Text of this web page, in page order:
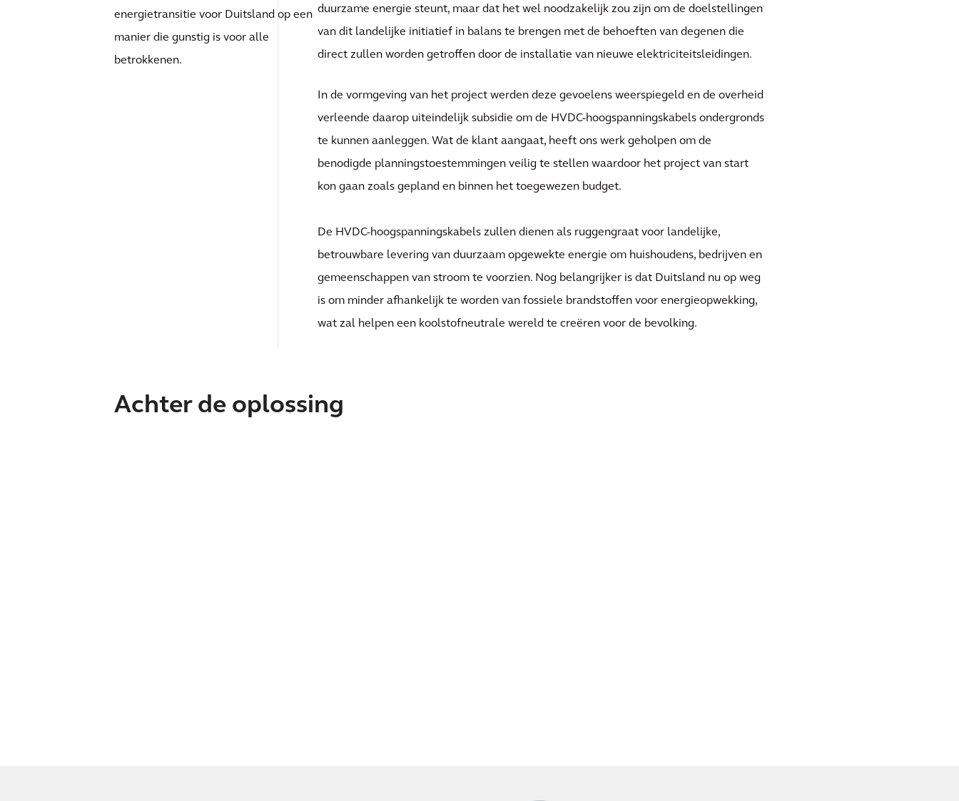
energietransitie voor Duitsland op een
manier die gunstig is voor alle
betrokkenen.
duurzame energie steunt, maar dat het wel noodzakelijk zou zijn om de doelstellingen
van dit landelijke initiatief in balans te brengen met de behoeften van degenen die
direct zullen worden getroffen door de installatie van nieuwe elektriciteitsleidingen.
In de vormgeving van het project werden deze gevoelens weerspiegeld en de overheid
verleende daarop uiteindelijk subsidie om de HVDC-hoogspanningskabels ondergronds
te kunnen aanleggen. Wat de klant aangaat, heeft ons werk geholpen om de
benodigde planningstoestemmingen veilig te stellen waardoor het project van start
kon gaan zoals gepland en binnen het toegewezen budget.
De HVDC-hoogspanningskabels zullen dienen als ruggengraat voor landelijke,
betrouwbare levering van duurzaam opgewekte energie om huishoudens, bedrijven en
gemeenschappen van stroom te voorzien. Nog belangrijker is dat Duitsland nu op weg
is om minder afhankelijk te worden van fossiele brandstoffen voor energieopwekking,
wat zal helpen een koolstofneutrale wereld te creëren voor de bevolking.
Achter de oplossing